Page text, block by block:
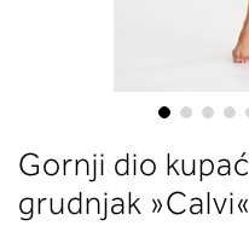
to
the
beginning
Gornji dio
grudnjak »Calvi«